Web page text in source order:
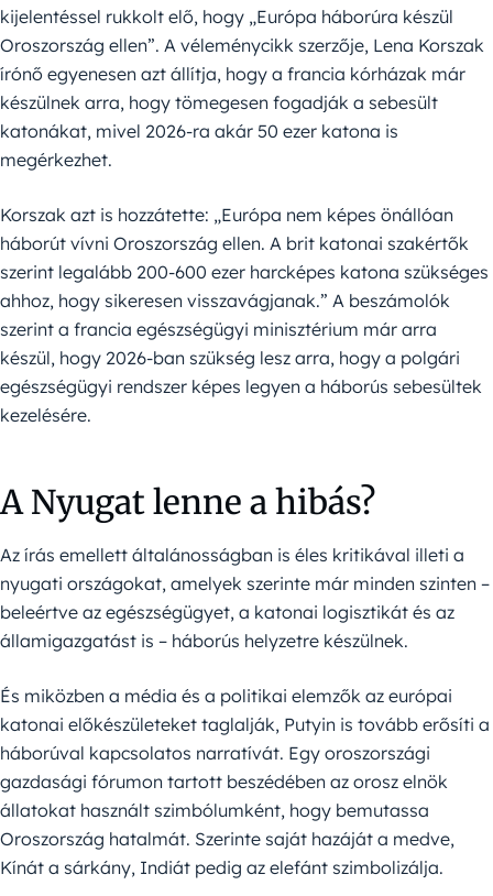
kijelentéssel rukkolt elő, hogy „Európa háborúra készül
Oroszország ellen”. A véleménycikk szerzője, Lena Korszak
írónő egyenesen azt állítja, hogy a francia kórházak már
készülnek arra, hogy tömegesen fogadják a sebesült
katonákat, mivel 2026-ra akár 50 ezer katona is
megérkezhet.
Korszak azt is hozzátette: „Európa nem képes önállóan
háborút vívni Oroszország ellen. A brit katonai szakértők
szerint legalább 200-600 ezer harcképes katona szükséges
ahhoz, hogy sikeresen visszavágjanak.” A beszámolók
szerint a francia egészségügyi minisztérium már arra
készül, hogy 2026-ban szükség lesz arra, hogy a polgári
egészségügyi rendszer képes legyen a háborús sebesültek
kezelésére.
A Nyugat lenne a hibás?
Az írás emellett általánosságban is éles kritikával illeti a
nyugati országokat, amelyek szerinte már minden szinten –
beleértve az egészségügyet, a katonai logisztikát és az
államigazgatást is – háborús helyzetre készülnek.
És miközben a média és a politikai elemzők az európai
katonai előkészületeket taglalják, Putyin is tovább erősíti a
háborúval kapcsolatos narratívát. Egy oroszországi
gazdasági fórumon tartott beszédében az orosz elnök
állatokat használt szimbólumként, hogy bemutassa
Oroszország hatalmát. Szerinte saját hazáját a medve,
Kínát a sárkány, Indiát pedig az elefánt szimbolizálja.